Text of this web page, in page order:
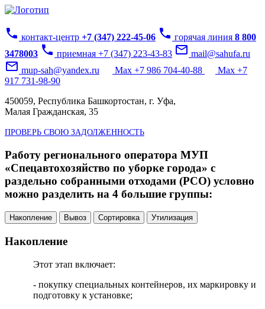
phone контакт-центр +7 (347) 222-45-06 phone горячая линия 8 800
3478003 phone приемная +7 (347) 223-43-83 mail_outline mail@sahufa.ru
mail_outline mup-sah@yandex.ru Max +7 986 704-40-88
Max +7
917 731-98-90
450059, Республика Башкортостан, г. Уфа,
Малая Гражданская, 35
ПРОВЕРЬ СВОЮ ЗАДОЛЖЕННОСТЬ
Работу регионального оператора МУП
«Спецавтохозяйство по уборке города» с
раздельно собранными отходами (РСО) условно
можно разделить на 4 большие группы:
Накопление Вывоз Сортировка Утилизация
Накопление
Этот этап включает:
- покупку специальных контейнеров, их маркировку и
подготовку к установке;